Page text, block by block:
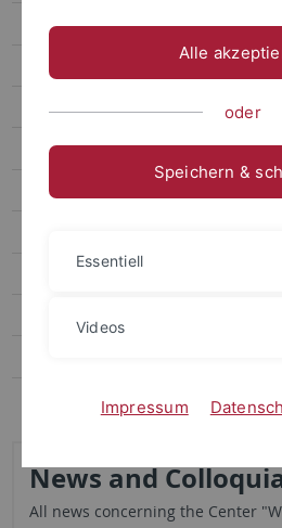
Junior Research Group
Emmy Noether Junior Research Group
Fellows
Members
Symposia
News and
All news concerning the Center
Alle
oder
Speichern &
Essentiell
Videos
Impressum